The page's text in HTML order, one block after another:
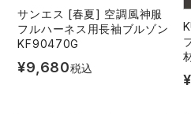
サンエス [春夏] 空調風神服
フルハーネス用長袖ブルゾン
KF90470G
¥9,680税込
¥